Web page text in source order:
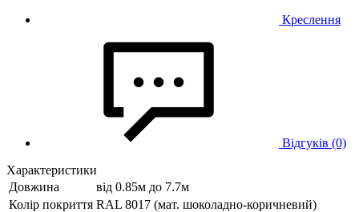
Креслення
Відгуків (0)
Характеристики
Довжина
від 0.85м до 7.7м
Колір покриття RAL 8017 (мат. шоколадно-коричневий)